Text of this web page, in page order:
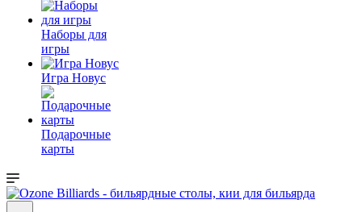
Наборы для
игры
Игра Новус
Подарочные
карты